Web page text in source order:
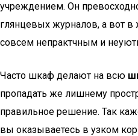
учреждением. Он
глянцевых журналов, а вот в
совсем непрактчным и
Часто шкаф делают на всю
пропадать же лишнему
правильное решение. Так
вы оказываетесь в узком